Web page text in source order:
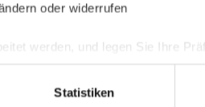
oder widerrufen
werden, und legen Sie Ihre
Statistiken